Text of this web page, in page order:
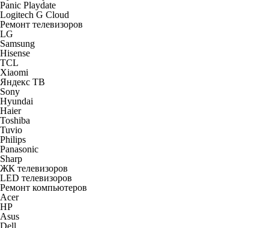
Panic Playdate
Logitech G Cloud
Ремонт телевизоров
LG
Samsung
Hisense
TCL
Xiaomi
Яндекс ТВ
Sony
Hyundai
Haier
Toshiba
Tuvio
Philips
Panasonic
Sharp
ЖК телевизоров
LED телевизоров
Ремонт компьютеров
Acer
HP
Asus
Dell